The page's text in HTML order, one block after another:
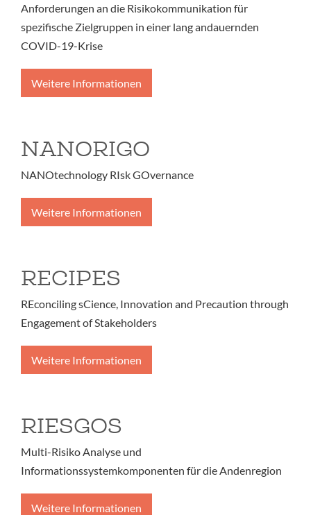
Anforderungen an die Risikokommunikation für
spezifische Zielgruppen in einer lang andauernden
COVID-19-Krise
Weitere Informationen
NANORIGO
NANOtechnology RIsk GOvernance
Weitere Informationen
RECIPES
REconciling sCience, Innovation and Precaution through
Engagement of Stakeholders
Weitere Informationen
RIESGOS
Multi-Risiko Analyse und
Informationssystemkomponenten für die Andenregion
Weitere Informationen